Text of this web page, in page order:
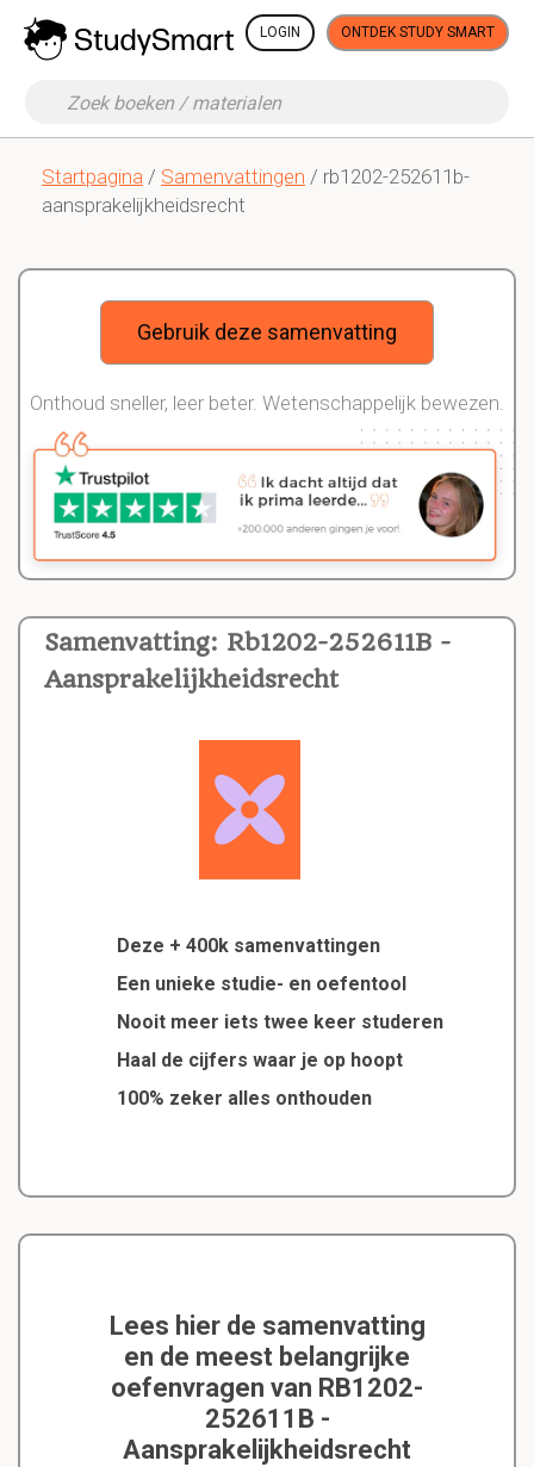
LOGIN ONTDEK STUDY SMART
Startpagina / Samenvattingen / rb1202-252611b-
aansprakelijkheidsrecht
Samenvatting: Rb1202-252611B -
Aansprakelijkheidsrecht
Deze + 400k samenvattingen
Een unieke studie- en oefentool
Nooit meer iets twee keer studeren
Haal de cijfers waar je op hoopt
100% zeker alles onthouden
Gebruik deze samenvatting
Onthoud sneller, leer beter. Wetenschappelijk bewezen.
Lees hier de samenvatting
en de meest belangrijke
oefenvragen van RB1202-
252611B -
Aansprakelijkheidsrecht